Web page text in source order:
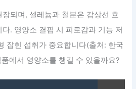
장되며, 셀레늄과 철분은 갑상선 호
. 영양소 결핍 시 피로감과 기능 저
잡힌 섭취가 중요합니다(출처: 한국
에서 영양소를 챙길 수 있을까요?